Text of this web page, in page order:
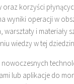
korzyści
wyniki operacji w
warsztaty i materiały
wiedzy w tej
nowoczesnych
lub aplikacje do